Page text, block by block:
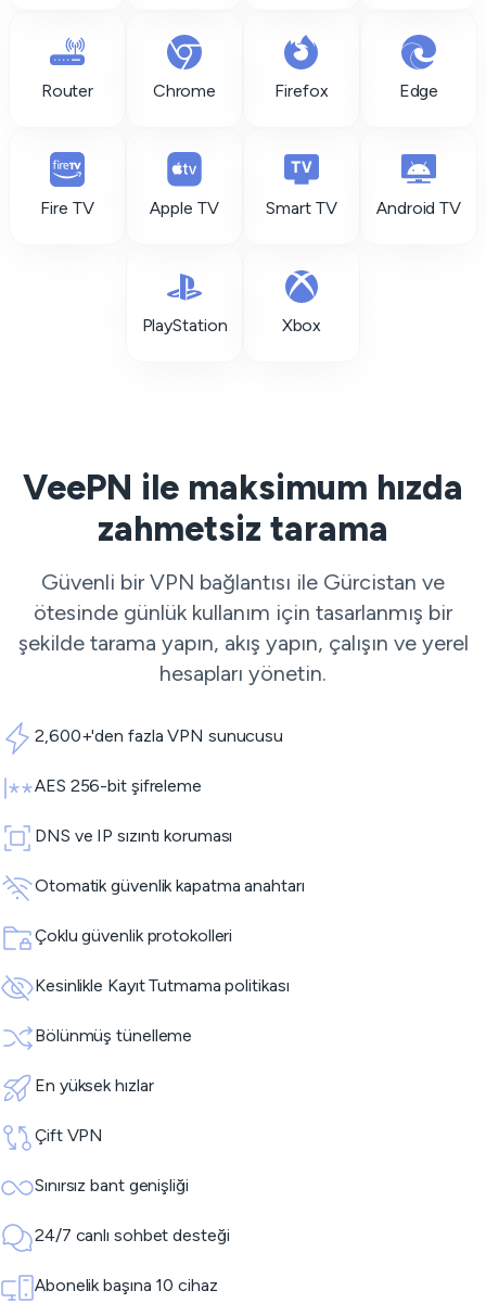
Router Chrome Firefox Edge
Fire TV Apple TV Smart TV Android TV
PlayStation Xbox
VeePN ile maksimum hızda
zahmetsiz tarama
Güvenli bir VPN bağlantısı ile Gürcistan ve
ötesinde günlük kullanım için tasarlanmış bir
şekilde tarama yapın, akış yapın, çalışın ve yerel
hesapları yönetin.
2,600+'den fazla VPN sunucusu
AES 256-bit şifreleme
DNS ve IP sızıntı koruması
Otomatik güvenlik kapatma anahtarı
Çoklu güvenlik protokolleri
Kesinlikle Kayıt Tutmama politikası
Bölünmüş tünelleme
En yüksek hızlar
Çift VPN
Sınırsız bant genişliği
24/7 canlı sohbet desteği
Abonelik başına 10 cihaz